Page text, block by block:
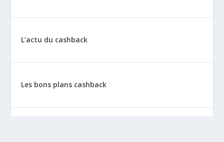
L’actu du cashback
Les bons plans cashback